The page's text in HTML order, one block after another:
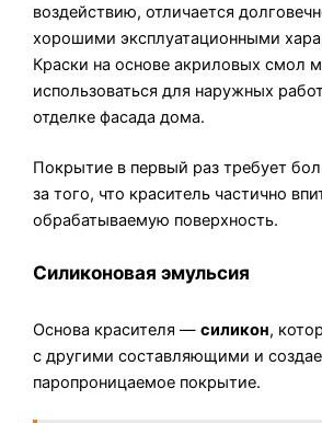
воздействию, отличается
хорошими эксплуатационными
Краски на основе акриловых смол
использоваться для наружных
отделке фасада дома.
Покрытие в первый раз требует
за того, что краситель частично
обрабатываемую поверхность.
Силиконовая эмульсия
Основа красителя —силикон,
с другими составляющими и
паропроницаемое покрытие.